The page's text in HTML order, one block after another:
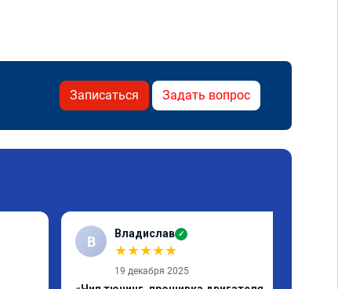
Записаться Задать вопрос
В Владислав ✓
★★★★★
19 декабря 2025